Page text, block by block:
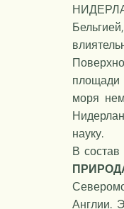
площади
моря
науку.
В
Англии.